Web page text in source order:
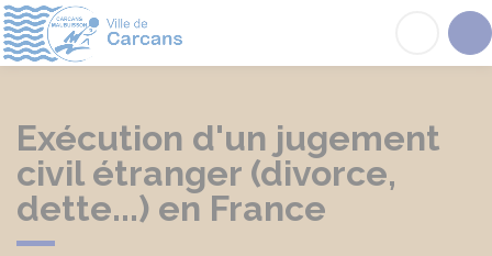
Exécution d'un jugement
civil étranger (divorce,
dette...) en France